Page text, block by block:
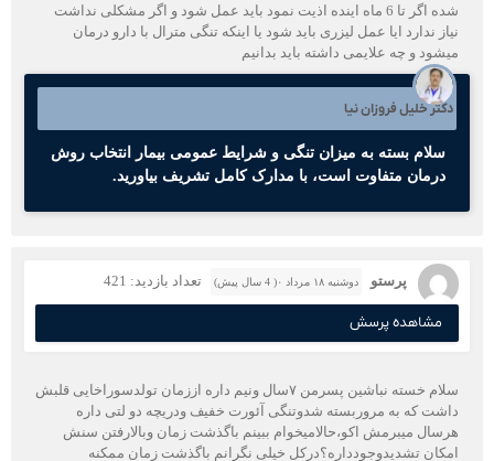
شده اگر تا 6 ماه اینده اذیت نمود باید عمل شود و اگر مشکلی نداشت
نیاز ندارد ایا عمل لیزری باید شود یا اینکه تنگی مترال با دارو درمان
میشود و چه علایمی داشته باید بدانیم
دکتر خلیل فروزان نیا
سلام بسته به میزان تنگی و شرایط عمومی بیمار انتخاب روش
درمان متفاوت است، با مدارک کامل تشریف بیاورید.
پرستو دوشنبه ۱۸ مرداد ۰( 4 سال پیش) تعداد بازدید: 421
مشاهده پرسش
سلام خسته نباشین پسرمن ۷سال ونیم داره اززمان تولدسوراخایی قلبش
داشت که به مروربسته شدوتنگی آئورت خفیف ودریچه دو لتی داره
هرسال میبرمش اکو،حالامیخوام ببینم باگذشت زمان وبالارفتن سنش
امکان تشدیدوجودداره؟درکل خیلی نگرانم باگذشت زمان ممکنه